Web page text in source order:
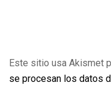
Este sitio usa Akismet
se procesan los datos